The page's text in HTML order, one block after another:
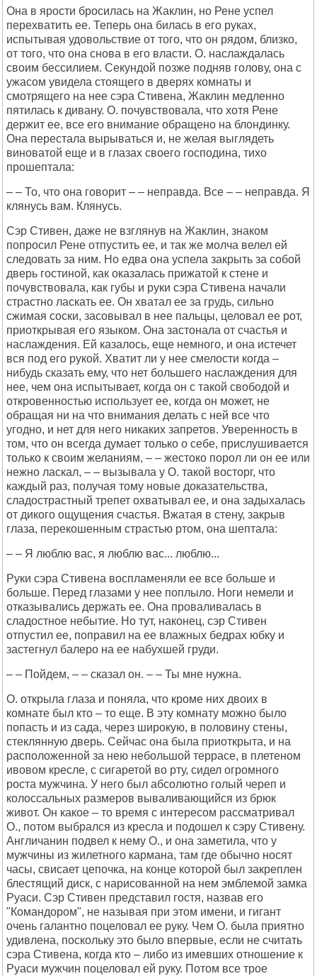
Она в ярости бросилась на Жаклин, но Рене успел
перехватить ее. Теперь она билась в его руках,
испытывая удовольствие от того, что он рядом, близко,
от того, что она снова в его власти. О. наслаждалась
своим бессилием. Секундой позже подняв голову, она с
ужасом увидела стоящего в дверях комнаты и
смотрящего на нее сэра Стивена, Жаклин медленно
пятилась к дивану. О. почувствовала, что хотя Рене
держит ее, все его внимание обращено на блондинку.
Она перестала вырываться и, не желая выглядеть
виноватой еще и в глазах своего господина, тихо
прошептала:
– – То, что она говорит – – неправда. Все – – неправда. Я
клянусь вам. Клянусь.
Сэр Стивен, даже не взглянув на Жаклин, знаком
попросил Рене отпустить ее, и так же молча велел ей
следовать за ним. Но едва она успела закрыть за собой
дверь гостиной, как оказалась прижатой к стене и
почувствовала, как губы и руки сэра Стивена начали
страстно ласкать ее. Он хватал ее за грудь, сильно
сжимая соски, засовывал в нее пальцы, целовал ее рот,
приоткрывая его языком. Она застонала от счастья и
наслаждения. Ей казалось, еще немного, и она истечет
вся под его рукой. Хватит ли у нее смелости когда –
нибудь сказать ему, что нет большего наслаждения для
нее, чем она испытывает, когда он с такой свободой и
откровенностью использует ее, когда он может, не
обращая ни на что внимания делать с ней все что
угодно, и нет для него никаких запретов. Уверенность в
том, что он всегда думает только о себе, прислушивается
только к своим желаниям, – – жестоко порол ли он ее или
нежно ласкал, – – вызывала у О. такой восторг, что
каждый раз, получая тому новые доказательства,
сладострастный трепет охватывал ее, и она задыхалась
от дикого ощущения счастья. Вжатая в стену, закрыв
глаза, перекошенным страстью ртом, она шептала:
– – Я люблю вас, я люблю вас... люблю...
Руки сэра Стивена воспламеняли ее все больше и
больше. Перед глазами у нее поплыло. Ноги немели и
отказывались держать ее. Она проваливалась в
сладостное небытие. Но тут, наконец, сэр Стивен
отпустил ее, поправил на ее влажных бедрах юбку и
застегнул балеро на ее набухшей груди.
– – Пойдем, – – сказал он. – – Ты мне нужна.
О. открыла глаза и поняла, что кроме них двоих в
комнате был кто – то еще. В эту комнату можно было
попасть и из сада, через широкую, в половину стены,
стеклянную дверь. Сейчас она была приоткрыта, и на
расположенной за нею небольшой террасе, в плетеном
ивовом кресле, с сигаретой во рту, сидел огромного
роста мужчина. У него был абсолютно голый череп и
колоссальных размеров вываливающийся из брюк
живот. Он какое – то время с интересом рассматривал
О., потом выбрался из кресла и подошел к сэру Стивену.
Англичанин подвел к нему О., и она заметила, что у
мужчины из жилетного кармана, там где обычно носят
часы, свисает цепочка, на конце которой был закреплен
блестящий диск, с нарисованной на нем эмблемой замка
Руаси. Сэр Стивен представил гостя, назвав его
"Командором", не называя при этом имени, и гигант
очень галантно поцеловал ее руку. Чем О. была приятно
удивлена, поскольку это было впервые, если не считать
сэра Стивена, когда кто – либо из имевших отношение к
Руаси мужчин поцеловал ей руку. Потом все трое